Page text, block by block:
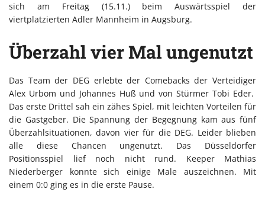
sich am Freitag (15.11.) beim Auswärtsspiel der
viertplatzierten Adler Mannheim in Augsburg.
Überzahl vier Mal ungenutzt
Das Team der DEG erlebte der Comebacks der Verteidiger
Alex Urbom und Johannes Huß und von Stürmer Tobi Eder.
Das erste Drittel sah ein zähes Spiel, mit leichten Vorteilen für
die Gastgeber. Die Spannung der Begegnung kam aus fünf
Überzahlsituationen, davon vier für die DEG. Leider blieben
alle diese Chancen ungenutzt. Das Düsseldorfer
Positionsspiel lief noch nicht rund. Keeper Mathias
Niederberger konnte sich einige Male auszeichnen. Mit
einem 0:0 ging es in die erste Pause.